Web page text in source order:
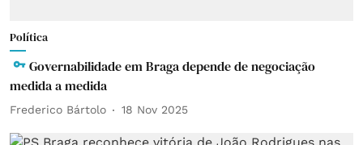
Política
Governabilidade em Braga depende de negociação
medida a medida
Frederico Bártolo 18 Nov 2025